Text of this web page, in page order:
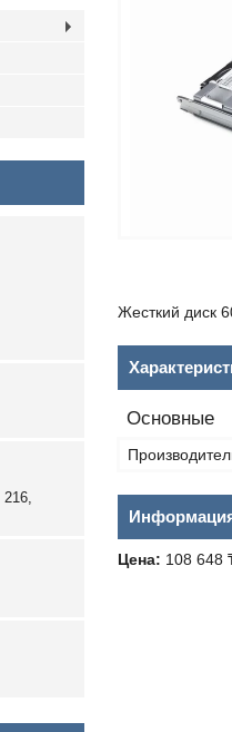
Жесткий диск
Основные
Цена: 108 648